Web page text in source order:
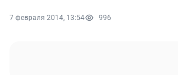
7 февраля 2014, 13:54 996